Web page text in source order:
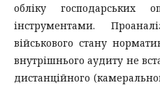
обліку господарських
інструментами.
військового стану
внутрішнього аудиту не
дистанційного